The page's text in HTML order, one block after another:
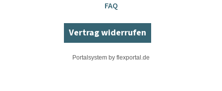
FAQ
Vertrag widerrufen
Portalsystem by flexportal.de